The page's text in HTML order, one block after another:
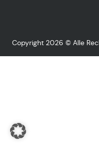
Copyright 2026 © Alle